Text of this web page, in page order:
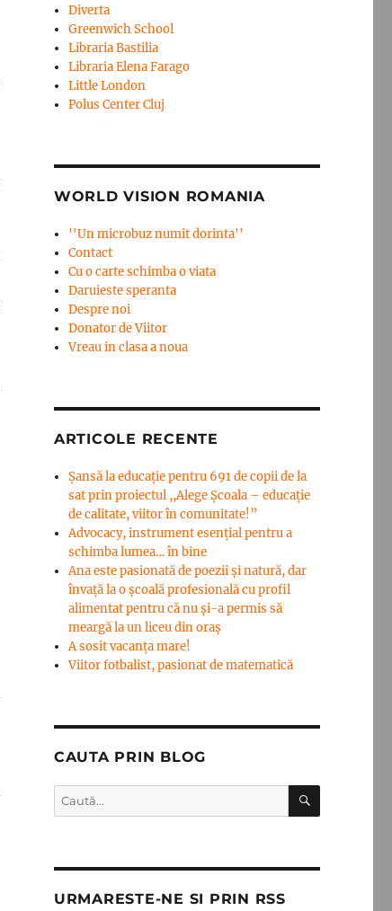
Diverta
Greenwich School
Libraria Bastilia
Libraria Elena Farago
Little London
Polus Center Cluj
WORLD VISION ROMANIA
''Un microbuz numit dorinta''
Contact
Cu o carte schimba o viata
Daruieste speranta
Despre noi
Donator de Viitor
Vreau in clasa a noua
ARTICOLE RECENTE
Șansă la educație pentru 691 de copii de la
sat prin proiectul ,,Alege Școala – educație
de calitate, viitor în comunitate!”
Advocacy, instrument esenţial pentru a
schimba lumea… în bine
Ana este pasionată de poezii și natură, dar
învață la o școală profesională cu profil
alimentat pentru că nu și-a permis să
meargă la un liceu din oraș
A sosit vacanța mare!
Viitor fotbalist, pasionat de matematică
CAUTA PRIN BLOG
Caută
după:
CĂUTARE
URMARESTE-NE SI PRIN RSS